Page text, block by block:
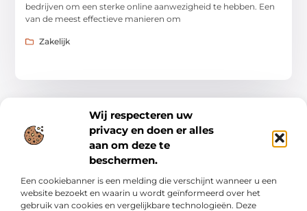
Wij respecteren uw
privacy en doen er alles
aan om deze te
beschermen.
Een cookiebanner is een melding die verschijnt wanneer u een
website bezoekt en waarin u wordt geïnformeerd over het
gebruik van cookies en vergelijkbare technologieën. Deze
bedrijven om een sterke online aanwezigheid te hebben. Een
van de meest effectieve manieren om
Zakelijk